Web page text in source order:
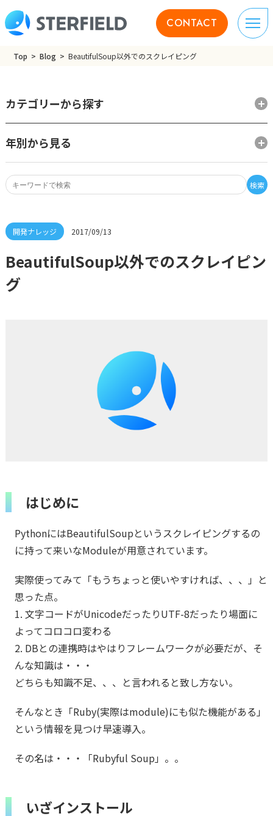
CONTACT
Top Blog BeautifulSoup以外でのスクレイピング
検索
カテゴリーから探す
年別から見る
2017/09/13
BeautifulSoup以外でのスクレイピン
グ
はじめに
PythonにはBeautifulSoupというスクレイピングするの
に持って来いなModuleが用意されています。
実際使ってみて「もうちょっと使いやすければ、、、」と
思った点。
1. 文字コードがUnicodeだったりUTF-8だったり場面に
よってコロコロ変わる
2. DBとの連携時はやはりフレームワークが必要だが、そ
んな知識は・・・
どちらも知識不足、、、と言われると致し方ない。
そんなとき「Ruby(実際はmodule)にも似た機能がある」
という情報を見つけ早速導入。
その名は・・・「Rubyful Soup」。。
いざインストール